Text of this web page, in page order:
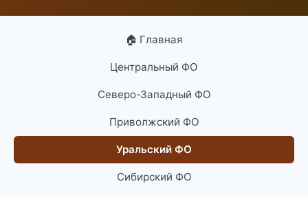
🏠 Главная
Центральный ФО
Северо-Западный ФО
Приволжский ФО
Уральский ФО
Сибирский ФО